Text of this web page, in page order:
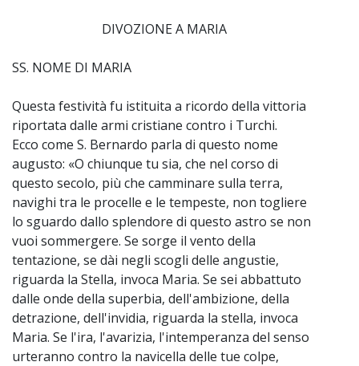
DIVOZIONE A MARIA
SS. NOME DI MARIA
Questa festività fu istituita a ricordo della vittoria
riportata dalle armi cristiane contro i Turchi.
Ecco come S. Bernardo parla di questo nome
augusto: «O chiunque tu sia, che nel corso di
questo secolo, più che camminare sulla terra,
navighi tra le procelle e le tempeste, non togliere
lo sguardo dallo splendore di questo astro se non
vuoi sommergere. Se sorge il vento della
tentazione, se dài negli scogli delle angustie,
riguarda la Stella, invoca Maria. Se sei abbattuto
dalle onde della superbia, dell'ambizione, della
detrazione, dell'invidia, riguarda la stella, invoca
Maria. Se l'ira, l'avarizia, l'intemperanza del senso
urteranno contro la navicella delle tue colpe,